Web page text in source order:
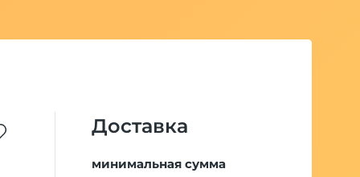
Доставка
минимальная сумма